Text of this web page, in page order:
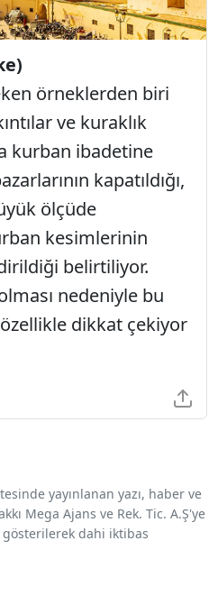
örneklerden biri
ve kuraklık
kurban ibadetine
kapatıldığı,
ölçüde
kesimlerinin
belirtiliyor.
nedeniyle bu
dikkat çekiyor
yayınlanan yazı, haber ve
Mega Ajans ve Rek. Tic. A.Ş'ye
dahi iktibas